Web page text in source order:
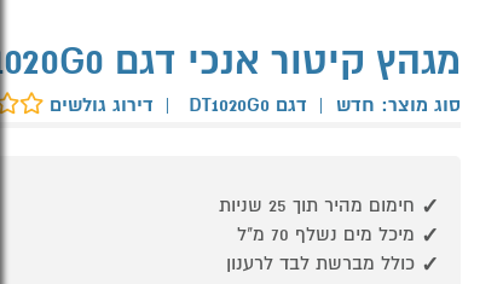
מגהץ קיטור אנכי דגם DT1020G0 טפאל TEFAL
סוג מוצר: חדש | דגם DT1020G0 | דירוג גולשים
חימום מהיר תוך ‎25‎ שניות
מיכל מים נשלף ‎70‎ מ"ל
כולל מברשת לבד לרענון